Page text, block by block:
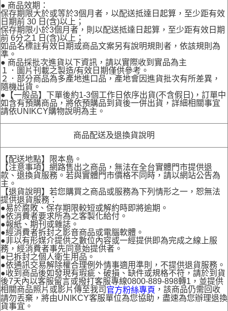
● 商品效期：
保存期限大於或等於3個月者，以配送抵達日起算，至少距有效
日期前 30 日(含)以上；
保存期限小於3個月者，則以配送抵達日起算，至少距有效日期
前 6分之1 日(含)以上；
如品名標註有效日期或商品文案另有說明規則者，依該規則為
準。
● 商品採批次進貨以下資訊，請以實際收到實品為主
１．圖片刊載之製造/有效日期僅供參考。
２．部分商品為多產地進口品，產地會因進貨批次有所差異，
隨機出貨。
●【一般品】下單後約1-3個工作日依序出貨(不含假日)，訂單中
如含有預購商品，將依預購品到貨後一併出貨，詳細相關事宜
請依UNIKCY購物說明為主。
商品配送及退換貨說明
【配送地點】限本島。
【注意事項】網路售出之商品，無法在全台實體門市提供退
款、退換貨服務。若與實體門市價格不同時，請以網站公告為
主。
【退貨說明】若您購買之商品或服務為下列情形之一，恕無法
提供退貨服務：
●易於腐敗、保存期限較短或解約時即將逾期。
●依消費者要求所為之客製化給付。
●報紙、期刊或雜誌。
●經消費者拆封之影音商品或電腦軟體。
●非以有形媒介提供之數位內容或一經提供即為完成之線上服
務，經消費者事先同意始提供者。
●已拆封之個人衛生用品。
●依通訊交易解除權合理例外情事適用準則，不提供退貨服務。
●收到商品後如發現有瑕疵、破損、缺件或規格不符，請於到貨
後7天內以客服留言或撥打客服專線0800-889-898轉1，並提供
相關商品照片或影片傳至我司 官方粉絲專頁 ，該商品仍需回收
請勿丟棄，將由UNIKCY客服單位為您協助，盡速為您辦理退換
貨事宜。